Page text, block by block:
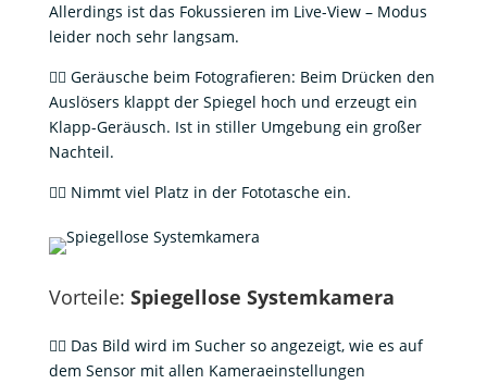
Allerdings ist das Fokussieren im Live-View – Modus
leider noch sehr langsam.
👎🏻 Geräusche beim Fotografieren: Beim Drücken den
Auslösers klappt der Spiegel hoch und erzeugt ein
Klapp-Geräusch. Ist in stiller Umgebung ein großer
Nachteil.
👎🏻 Nimmt viel Platz in der Fototasche ein.
Vorteile: Spiegellose Systemkamera
👍🏻 Das Bild wird im Sucher so angezeigt, wie es auf
dem Sensor mit allen Kameraeinstellungen